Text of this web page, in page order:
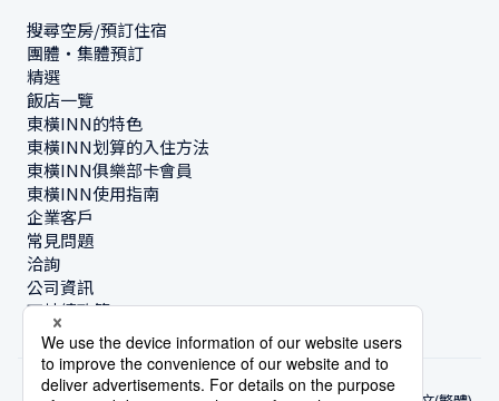
搜尋空房/預訂住宿
團體・集體預訂
精選
飯店一覽
東橫INN的特色
東橫INN划算的入住方法
東橫INN俱樂部卡會員
東橫INN使用指南
企業客戶
常見問題
洽詢
公司資訊
可持續政策